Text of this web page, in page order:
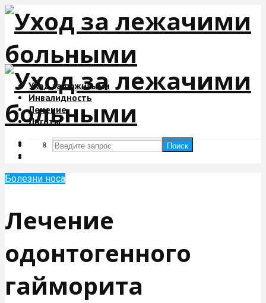
Уход за пожилыми
Инвалидность
Лечение
Льготы
Поиск
Поиск
Болезни носа
Лечение
одонтогенного
гайморита